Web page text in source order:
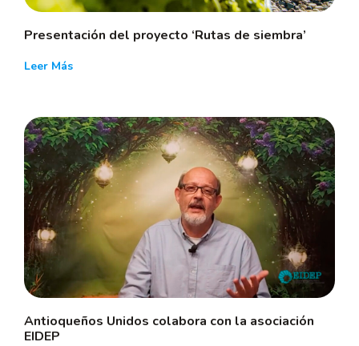
Presentación del proyecto ‘Rutas de siembra’
Leer Más
Antioqueños Unidos colabora con la asociación
EIDEP